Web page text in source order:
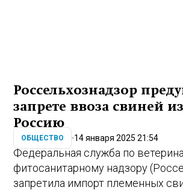
Россельхознадзор
запрете ввоза свиней
Россию
ОБЩЕСТВО 14 января 2025 21:54
Федеральная служба по
фитосанитарному надзору
запретила импорт племенных